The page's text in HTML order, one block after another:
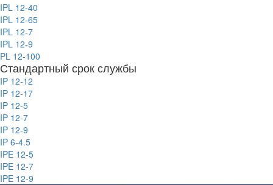
IPL 12-40
IPL 12-65
IPL 12-7
IPL 12-9
PL 12-100
Стандартный срок службы
IP 12-12
IP 12-17
IP 12-5
IP 12-7
IP 12-9
IP 6-4.5
IPE 12-5
IPE 12-7
IPE 12-9